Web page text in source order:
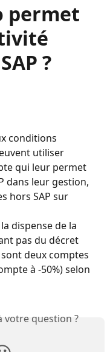
permet
?
conditions
utiliser
qui leur permet
dans leur gestion,
hors SAP sur
dispense de la
pas du décret
deux comptes
à -50%) selon
votre question ?